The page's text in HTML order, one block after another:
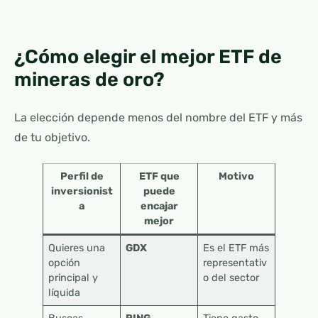
¿Cómo elegir el mejor ETF de
mineras de oro?
La elección depende menos del nombre del ETF y más
de tu objetivo.
Perfil de
inversionist
a
ETF que
puede
encajar
mejor
Motivo
Quieres una
opción
principal y
líquida
GDX
Es el ETF más
representativ
o del sector